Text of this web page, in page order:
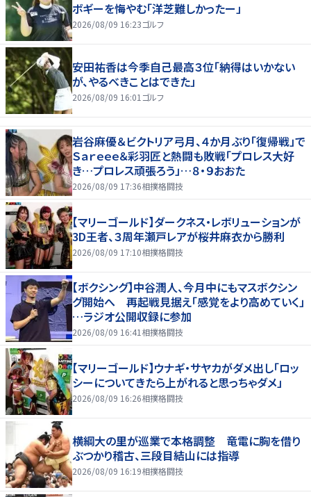
ボギーを悔やむ「洋芝難しかったー」
2026/08/09 16:23ゴルフ
安田祐香は今季自己最高３位「納得はいかない
が、やるべきことはできた」
2026/08/09 16:01 ゴルフ
岩谷麻優＆ビクトリア弓月、４か月ぶり「復帰戦」で
Ｓａｒｅｅｅ＆彩羽匠と熱闘も敗戦「プロレス大好
き…プロレス頑張ろう」…８・９おおた
2026/08/09 17:36相撲格闘技
【マリーゴールド】ダークネス・レボリューションが
3D王者、３周年瀬戸レアが桜井麻衣から勝利
2026/08/09 17:10相撲格闘技
【ボクシング】中谷潤人、今月中にもマスボクシン
グ開始へ 再起戦見据え「感覚をより高めていく」
…ラジオ公開収録に参加
2026/08/09 16:41 相撲格闘技
【マリーゴールド】ウナギ・サヤカがダメ出し「ロッ
シーについてきたら上がれると思っちゃダメ」
2026/08/09 16:26相撲格闘技
横綱大の里が巡業で本格調整 竜電に胸を借り
ぶつかり稽古、三段目結山には指導
2026/08/09 16:19相撲格闘技